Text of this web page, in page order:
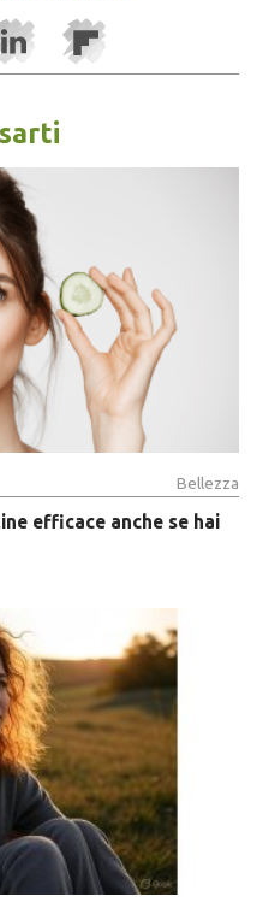
Bellezza
efficace anche se hai